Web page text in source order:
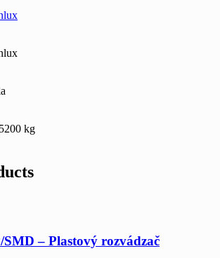
kg
SMD – Plastový rozvádzač